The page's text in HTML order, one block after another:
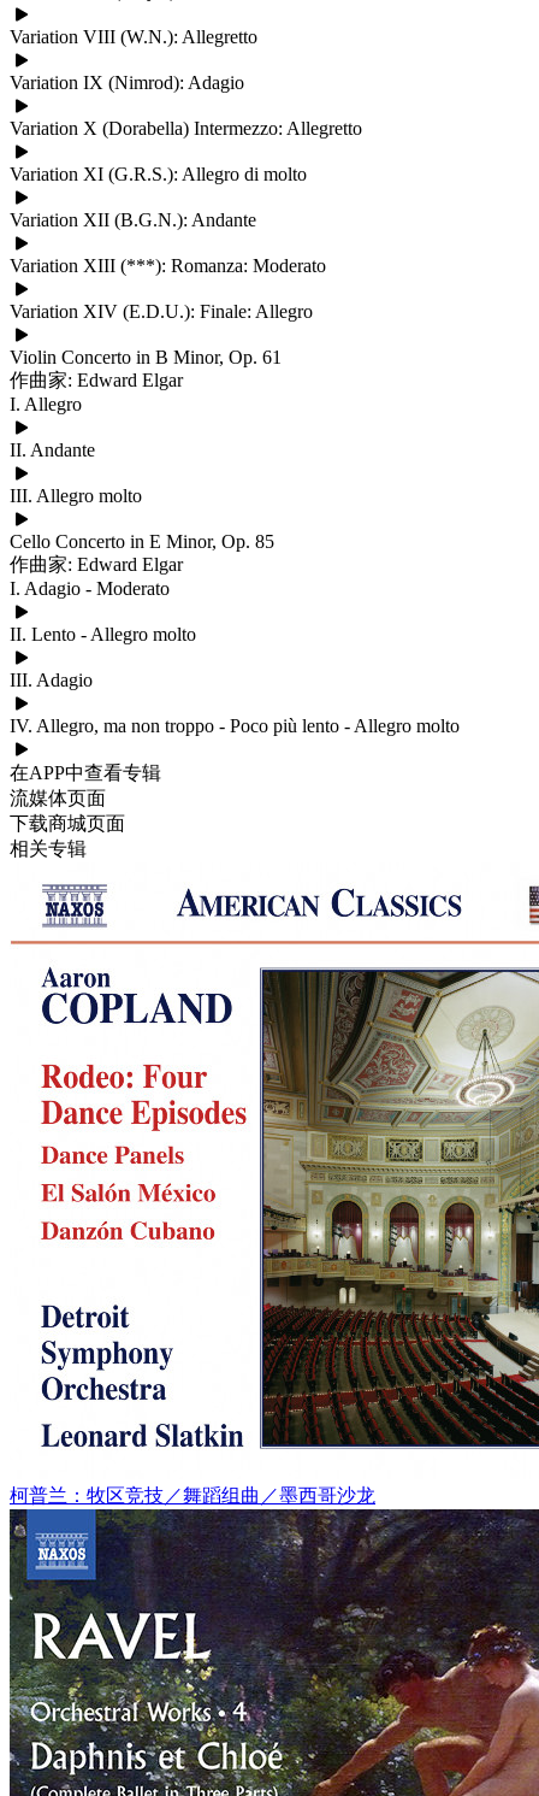
Variation VIII (W.N.): Allegretto
Variation IX (Nimrod): Adagio
Variation X (Dorabella) Intermezzo: Allegretto
Variation XI (G.R.S.): Allegro di molto
Variation XII (B.G.N.): Andante
Variation XIII (***): Romanza: Moderato
Variation XIV (E.D.U.): Finale: Allegro
Violin Concerto in B Minor, Op. 61
作曲家: Edward Elgar
I. Allegro
II. Andante
III. Allegro molto
Cello Concerto in E Minor, Op. 85
作曲家: Edward Elgar
I. Adagio - Moderato
II. Lento - Allegro molto
III. Adagio
IV. Allegro, ma non troppo - Poco più lento - Allegro molto
在APP中查看专辑
流媒体页面
下载商城页面
相关专辑
柯普兰：牧区竞技／舞蹈组曲／墨西哥沙龙